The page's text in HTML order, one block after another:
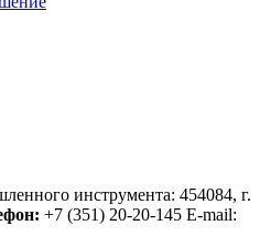
инструмента: 454084, г.
+7 (351) 20-20-145 E-mail: